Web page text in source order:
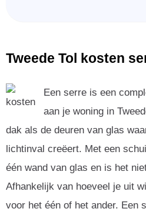
Tweede Tol kosten
Een serre is een
aan je woning in
dak als de deuren van glas
lichtinval creëert. Met een
één wand van glas en is het
Afhankelijk van hoeveel je uit
voor het één of het ander. Een